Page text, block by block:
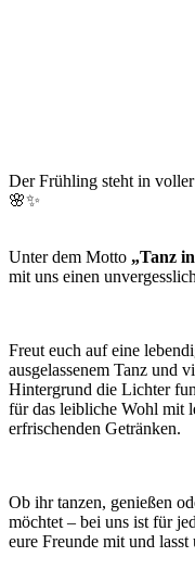
Der Frühling steht in
🌸✨
Unter dem Motto „Tanz
mit uns einen
Freut euch auf eine
ausgelassenem Tanz und
Hintergrund die Lichter
für das leibliche Wohl mit
erfrischenden Getränken.
Ob ihr tanzen, genießen
möchtet – bei uns ist für
eure Freunde mit und